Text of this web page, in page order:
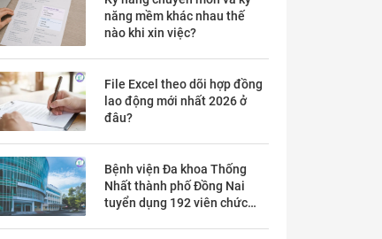
năng mềm khác nhau thế
nào khi xin việc?
File Excel theo dõi hợp đồng
lao động mới nhất 2026 ở
đâu?
Bệnh viện Đa khoa Thống
Nhất thành phố Đồng Nai
tuyển dụng 192 viên chức